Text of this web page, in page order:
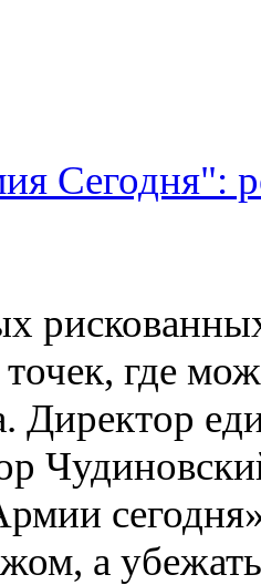
Сегодня":
где
Директор
а